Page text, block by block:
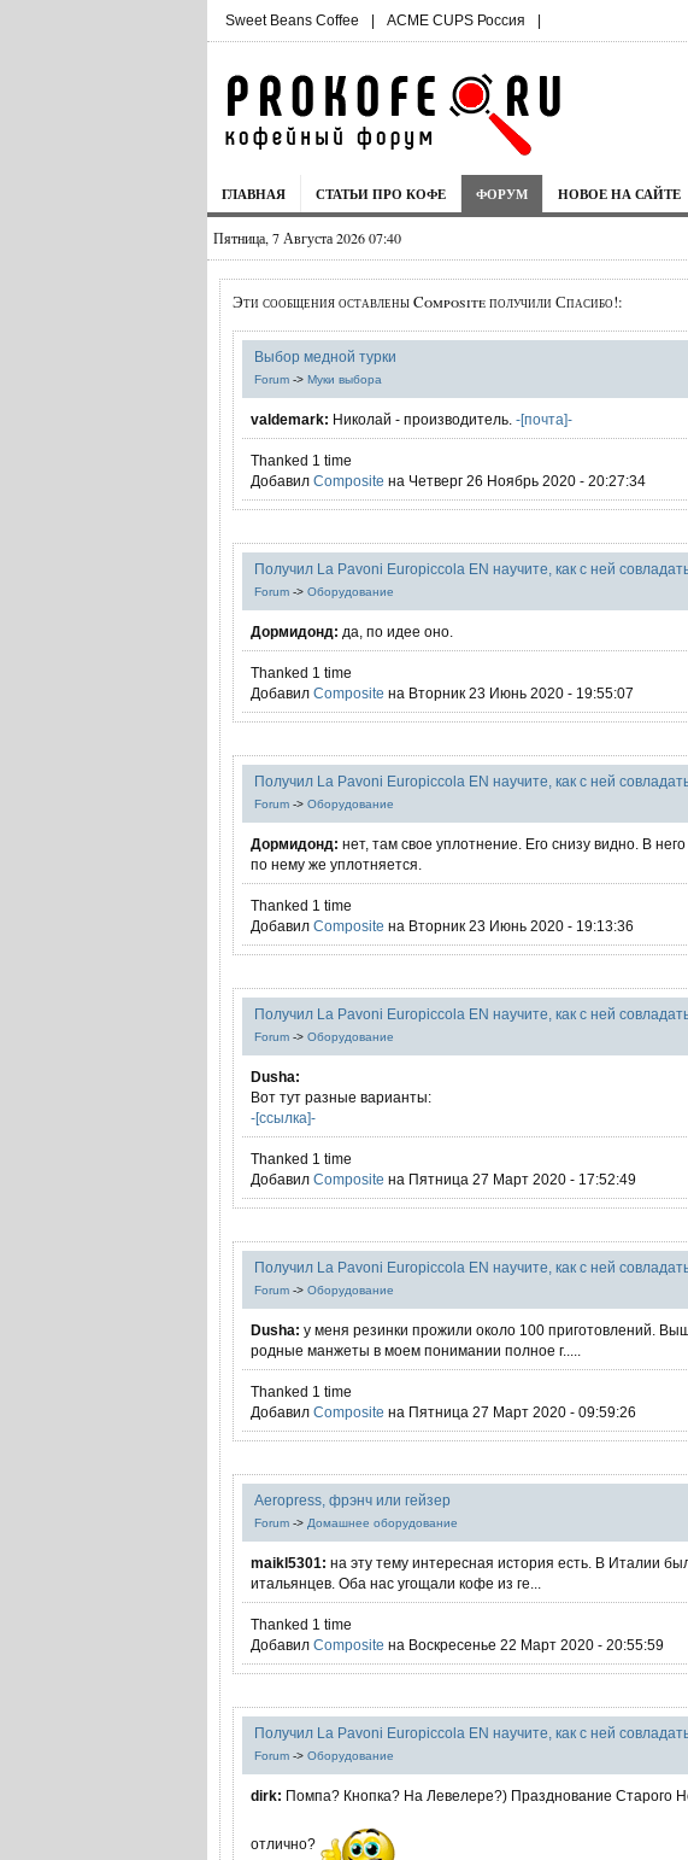
Sweet Beans Coffee | ACME CUPS Россия |
ГЛАВНАЯ СТАТЬИ ПРО КОФЕ ФОРУМ НОВОЕ НА САЙТЕ
Пятница, 7 Августа 2026 07:40
Эти сообщения оставлены Composite получили Спасибо!:
Выбор медной турки
Forum -> Муки выбора
valdemark: Николай - производитель. -[почта]-
Thanked 1 time
Добавил Composite на Четверг 26 Ноябрь 2020 - 20:27:34
Получил La Pavoni Europiccola EN научите, как с ней
Forum -> Оборудование
Дормидонд: да, по идее оно.
Thanked 1 time
Добавил Composite на Вторник 23 Июнь 2020 - 19:55:07
Получил La Pavoni Europiccola EN научите, как с ней
Forum -> Оборудование
Дормидонд: нет, там свое уплотнение. Его снизу видно. В
по нему же уплотняется.
Thanked 1 time
Добавил Composite на Вторник 23 Июнь 2020 - 19:13:36
Получил La Pavoni Europiccola EN научите, как с ней
Forum -> Оборудование
Dusha:
Вот тут разные варианты:
-[ссылка]-
Thanked 1 time
Добавил Composite на Пятница 27 Март 2020 - 17:52:49
Получил La Pavoni Europiccola EN научите, как с ней
Forum -> Оборудование
Dusha: у меня резинки прожили около 100 приготовлений.
родные манжеты в моем понимании полное г.....
Thanked 1 time
Добавил Composite на Пятница 27 Март 2020 - 09:59:26
Aeropress, фрэнч или гейзер
Forum -> Домашнее оборудование
maikl5301: на эту тему интересная история есть. В Италии
итальянцев. Оба нас угощали кофе из ге...
Thanked 1 time
Добавил Composite на Воскресенье 22 Март 2020 - 20:55:59
Получил La Pavoni Europiccola EN научите, как с ней
Forum -> Оборудование
dirk: Помпа? Кнопка? На Левелере?) Празднование Старого
отлично?